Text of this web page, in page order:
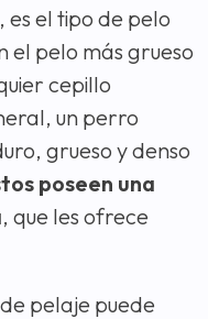
, es el tipo de pelo
el pelo más grueso
cepillo
un perro
grueso y denso
poseen una
, que les ofrece
pelaje puede